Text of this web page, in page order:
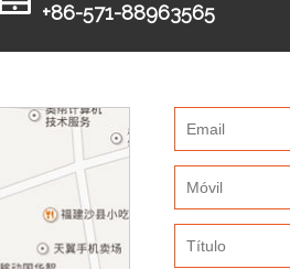
+86-571-88963565